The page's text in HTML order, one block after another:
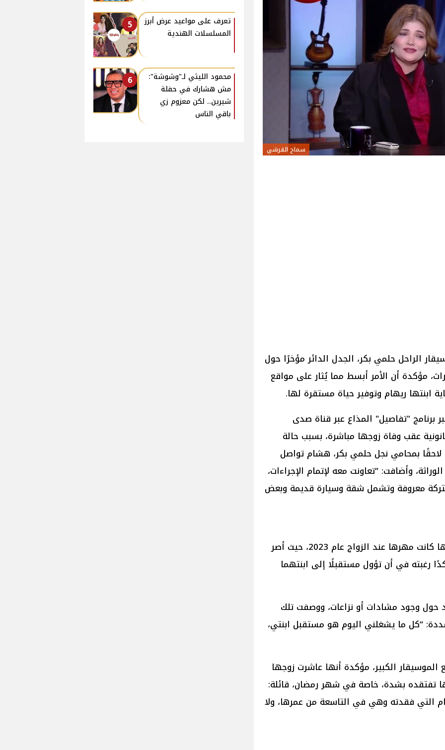
سماح القرشي
الراحل حلمي بكر، الجدل الدائر مؤخرًا حول
مؤكدة أن الأمر أبسط مما يُثار على مواقع
ابنتها ريهام وتوفير حياة مستقرة لها.
برنامج "تفاصيل" المذاع عبر قناة صدى
قانونية عقب وفاة زوجها مباشرة، بسبب حالة
بمحامي نجل حلمي بكر، هشام تواصل
وأضافت: “تعاونت معه لإتمام الإجراءات،
معروفة وتشمل شقة وسيارة قديمة وبعض
وأشارت إلى أن الشقة التي تسكنها كانت مهرها عند الزواج عام 2023، حيث أصر
رغبته في أن تؤول مستقبلًا إلى ابنتهما
حول وجود مشادات أو نزاعات، ووصفت تلك
“كل ما يشغلني اليوم هو مستقبل ابنتي،
الكبير، مؤكدة أنها عاشرت زوجها
تفتقده بشدة، خاصة في شهر رمضان، قائلة:
التي فقدته وهي في التاسعة من عمرها، ولا
5
تعرف على مواعيد عرض أبرز
المسلسلات الهندية
6
محمود الليثي لـ"وشوشة":
مش هشارك في حفلة
شيرين.. لكن معزوم زي
باقي الناس